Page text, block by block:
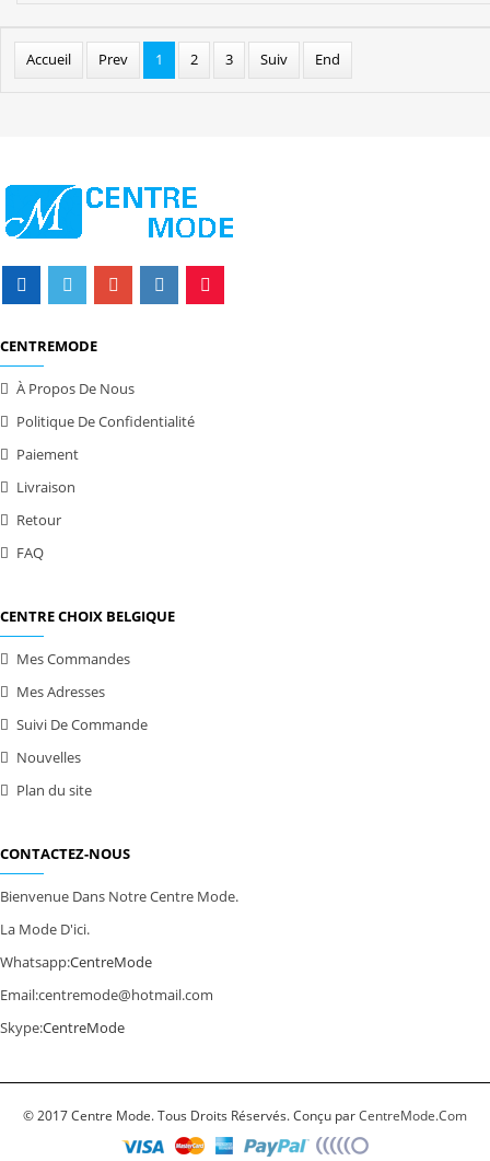
Accueil Prev 1 2 3 Suiv End
CENTREMODE
À Propos De Nous
Politique De Confidentialité
Paiement
Livraison
Retour
FAQ
CENTRE CHOIX BELGIQUE
Mes Commandes
Mes Adresses
Suivi De Commande
Nouvelles
Plan du site
CONTACTEZ-NOUS
Bienvenue Dans Notre Centre Mode.
La Mode D'ici.
Whatsapp:CentreMode
Email:centremode@hotmail.com
Skype:CentreMode
© 2017 Centre Mode. Tous Droits Réservés. Conçu parCentreMode.Com